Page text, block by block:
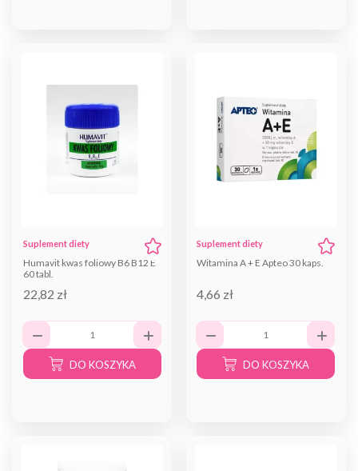
Suplement diety
Humavit kwas foliowy B6 B12 E
60 tabl.
22,82 zł
DO KOSZYKA
Suplement diety
Witamina A + E Apteo 30 kaps.
4,66 zł
DO KOSZYKA